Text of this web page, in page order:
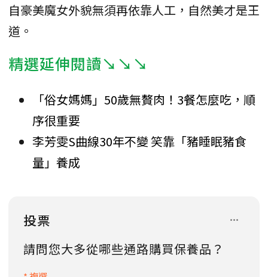
自豪美魔女外貌無須再依靠人工，自然美才是王
道。
精選延伸閱讀↘↘↘
「俗女媽媽」50歲無贅肉！3餐怎麼吃，順
序很重要
李芳雯S曲線30年不變 笑靠「豬睡眠豬食
量」養成
投票
請問您大多從哪些通路購買保養品？